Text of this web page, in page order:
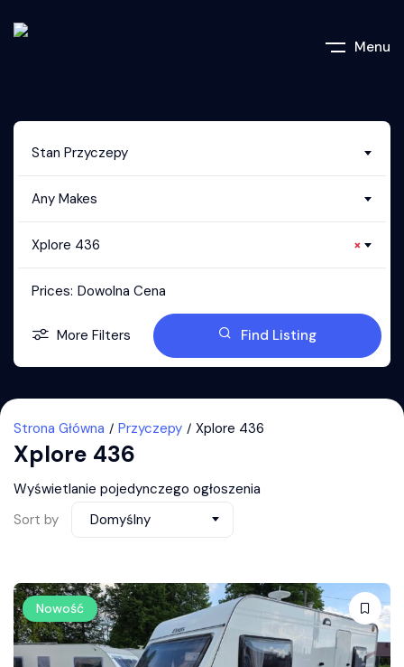
Menu
Stan Przyczepy
Any Makes
×
Xplore 436
Prices: Dowolna Cena
More Filters Find Listing
Strona Główna Przyczepy Xplore 436
Xplore 436
Wyświetlanie pojedynczego ogłoszenia
Sort by
Domyślny
Nowość